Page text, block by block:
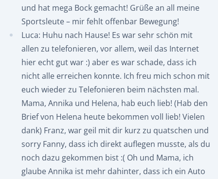
und hat mega Bock gemacht! Grüße an all meine
Sportsleute – mir fehlt offenbar Bewegung!
Luca: Huhu nach Hause! Es war sehr schön mit
allen zu telefonieren, vor allem, weil das Internet
hier echt gut war :) aber es war schade, dass ich
nicht alle erreichen konnte. Ich freu mich schon mit
euch wieder zu Telefonieren beim nächsten mal.
Mama, Annika und Helena, hab euch lieb! (Hab den
Brief von Helena heute bekommen voll lieb! Vielen
dank) Franz, war geil mit dir kurz zu quatschen und
sorry Fanny, dass ich direkt auflegen musste, als du
noch dazu gekommen bist :( Oh und Mama, ich
glaube Annika ist mehr dahinter, dass ich ein Auto